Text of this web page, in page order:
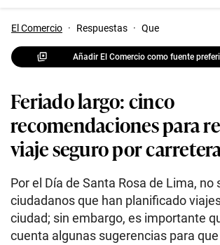
El Comercio · Respuestas · Que
Añadir El Comercio como fuente
Feriado largo: cinco
recomendaciones para
viaje seguro por
Por el Día de Santa Rosa de Lima, no
ciudadanos que han planificado
ciudad; sin embargo, es importante
cuenta algunas sugerencias para